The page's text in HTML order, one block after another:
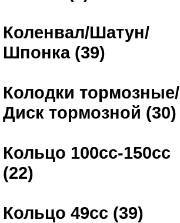
Коленвал/Шатун/
Шпонка (39)
Колодки тормозные/
Диск тормозной (30)
Кольцо 100сс-150сс
(22)
Кольцо 49сс (39)